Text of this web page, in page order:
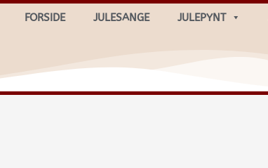
FORSIDE JULESANGE JULEPYNT